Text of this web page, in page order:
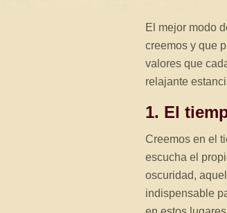
El mejor modo
creemos y que
valores que
relajante
1. El
Creemos en el
escucha el
oscuridad,
indispensable